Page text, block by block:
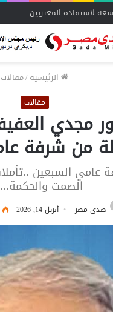
الرئيسية/مقالات
مقالات
مجدي
من شرفة
عامي السبعين
الصمت
صدى مصر أبريل 14, 2026